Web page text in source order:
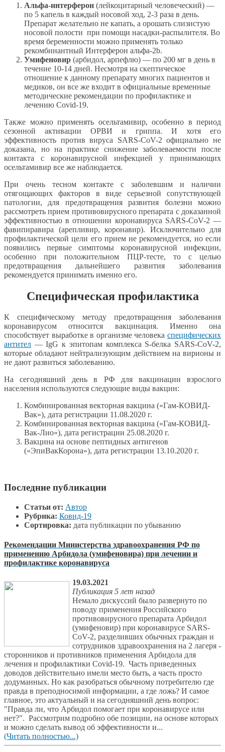
Альфа-интерферон (лейкоцитарный человеческий) —
по 5 капель в каждый носовой ход, 2-3 раза в день.
Препарат желательно не капать, а орошать слизистую
носовой полости при помощи насадки-распылителя. Во
время беременности можно применять только
рекомбинантный Интерферон альфа-2b.
Умифеновир (арбидол, арпефлю) — по 200 мг в день в
течение 10-14 дней. Несмотря на скептическое
отношение к данному препарату многих пациентов и
медиков, он все же входит в официальные временные
методические рекомендации по профилактике и
лечению Covid-19.
Также можно применять осельтамивир, особенно в период
сезонной активации ОРВИ и гриппа. И хотя его
эффективность против вируса SARS-CoV-2 официально не
доказана, но на практике снижение заболеваемости после
контакта с коронавирусной инфекцией у принимающих
осельтамивир все же наблюдается.
При очень тесном контакте с заболевшим и наличии
отягощающих факторов в виде серьезной сопутствующей
патологии, для предотвращения развития болезни можно
рассмотреть прием противовирусного препарата с доказанной
эффективностью в отношении коронавируса SARS-CoV-2 —
фавипиравира (арепливир, коронавир). Исключительно для
профилактической цели его прием не рекомендуется, но если
появились первые симптомы коронавирусной инфекции,
особенно при положительном ПЦР-тесте, то с целью
предотвращения дальнейшего развития заболевания
рекомендуется принимать именно его.
Специфическая профилактика
К специфическому методу предотвращения заболевания
коронавирусом относится вакцинация. Именно она
способствует выработке в организме человека специфических
антител — IgG к эпитопам комплекса S-белка SARS-CoV-2,
которые обладают нейтрализующим действием на вирионы и
не дают развиться заболеванию.
На сегодняшний день в РФ для вакцинации взрослого
населения используются следующие виды вакцин:
Комбинированная векторная вакцина («Гам-КОВИД-
Вак»), дата регистрации 11.08.2020 г.
Комбинированная векторная вакцина («Гам-КОВИД-
Вак-Лио»), дата регистрации 25.08.2020 г.
Вакцина на основе пептидных антигенов
(«ЭпиВакКорона»), дата регистрации 13.10.2020 г.
Последние публикации
Статьи от: Автор
Рубрика: Ковид-19
Сортировка: дата публикации по убыванию
Рекомендации Министерства здравоохранения РФ по
применению Арбидола (умифеновира) при лечении и
профилактике коронавируса
19.03.2021
Публикация 5 лет назад
Немало дискуссий было развернуто по
поводу применения Российского
противовирусного препарата Арбидол
(умифеновир) при коронавирусе SARS-
CoV-2, разделивших обычных граждан и
сотрудников здравоохранения на 2 лагеря -
сторонников и противников применения Арбидола для
лечения и профилактики Covid-19. Часть приведенных
доводов действительно имели место быть, а часть просто
додуманных. Но как разобраться обычному потребителю где
правда в преподносимой информации, а где ложь? И самое
главное, это актуальный и на сегодняшний день вопрос:
"Правда ли, что Арбидол помогает при коронавирусе или
нет?". Рассмотрим подробно обе позиции, на основе которых
и можно сделать вывод об эффективности и...
(Читать полностью...)